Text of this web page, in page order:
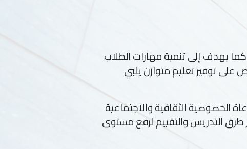
يهدف إلى تنمية مهارات الطلاب
على توفير تعليم متوازن يلبي
الخصوصية الثقافية والاجتماعية
التدريس والتقييم لرفع مستوى